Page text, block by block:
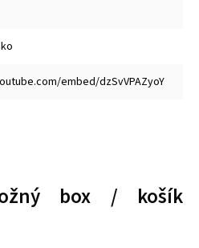
embed/dzSvVPAZyoY
box / košík